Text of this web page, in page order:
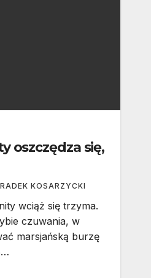
oszczędza się,
RADEK KOSARZYCKI
wciąż się trzyma.
czuwania, w
marsjańską burzę